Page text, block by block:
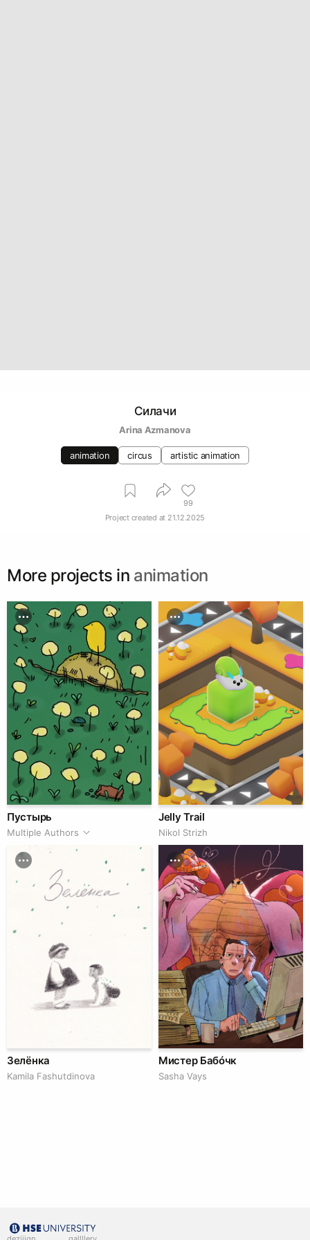
Силачи
Arina Azmanova
animation circus artistic animation
99
Project created at 21.12.2025
More projects in animation
Пустырь
Multiple Authors
Jelly Trail
Nikol Strizh
Зелёнка
Kamila Fashutdinova
Мистер Бабóчк
Sasha Vays